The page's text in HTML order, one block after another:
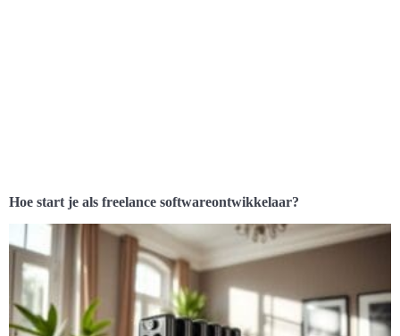
Hoe start je als freelance softwareontwikkelaar?